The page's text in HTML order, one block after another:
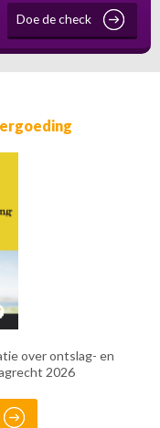
Doe de check
over ontslag- en
2026